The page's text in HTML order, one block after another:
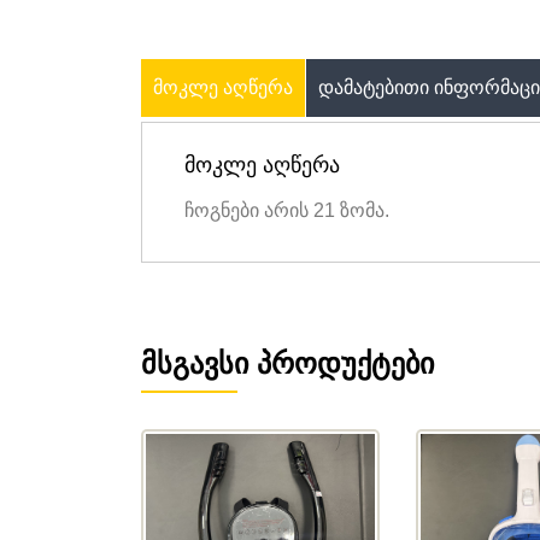
ᲛᲝᲙᲚᲔ ᲐᲦᲬᲔᲠᲐ ᲓᲐᲛᲐᲢᲔᲑᲘᲗᲘ
ᲛᲝᲙᲚᲔ ᲐᲦᲬᲔᲠᲐ
ჩოგნები არის 21 ზომა.
ᲛᲡᲒᲐᲕᲡᲘ ᲞᲠᲝᲓᲣᲥᲢᲔᲑᲘ